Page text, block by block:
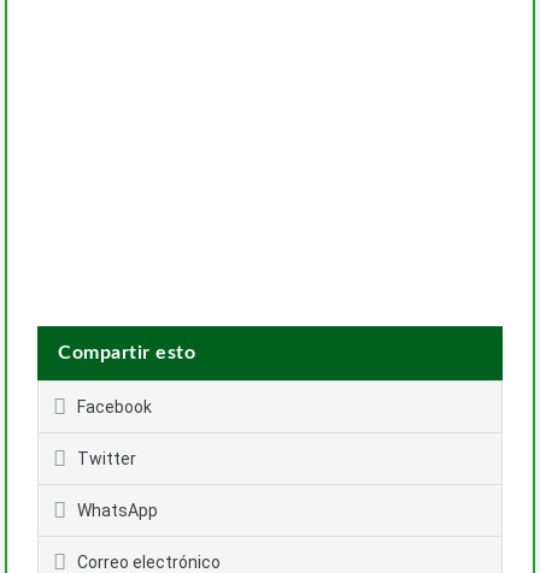
Compartir esto
Facebook
Twitter
WhatsApp
Correo electrónico